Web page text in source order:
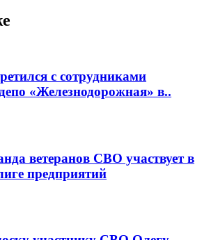
с сотрудниками
«Железнодорожная» в..
ветеранов СВО участвует в
предприятий